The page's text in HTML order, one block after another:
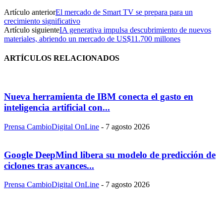
Artículo anteriorEl mercado de Smart TV se prepara para un
crecimiento significativo
Artículo siguienteIA generativa impulsa descubrimiento de nuevos
materiales, abriendo un mercado de US$11.700 millones
ARTÍCULOS RELACIONADOS
Nueva herramienta de IBM conecta el gasto en
inteligencia artificial con...
Prensa CambioDigital OnLine - 7 agosto 2026
Google DeepMind libera su modelo de predicción de
ciclones tras avances...
Prensa CambioDigital OnLine - 7 agosto 2026